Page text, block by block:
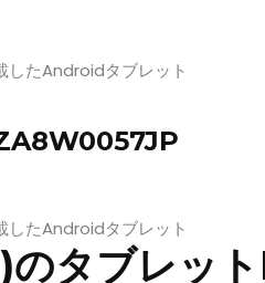
したAndroidタブレット
したAndroidタブレット
タブレッ